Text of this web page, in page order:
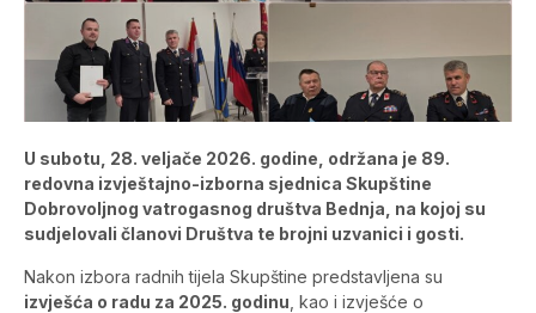
U subotu, 28. veljače 2026. godine, održana je 89.
redovna izvještajno-izborna sjednica Skupštine
Dobrovoljnog vatrogasnog društva Bednja, na kojoj su
sudjelovali članovi Društva te brojni uzvanici i gosti.
Nakon izbora radnih tijela Skupštine predstavljena su
izvješća o radu za 2025. godinu , kao i izvješće o